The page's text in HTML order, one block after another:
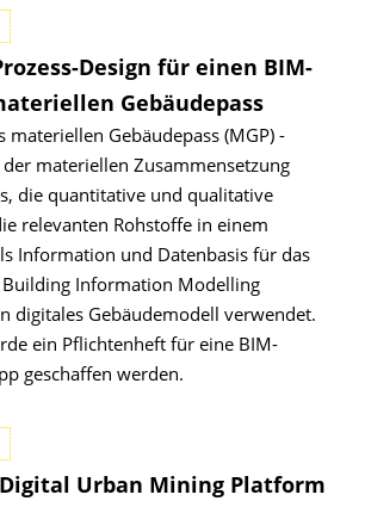
Design für einen BIM-
Gebäudepass
materiellen Gebäudepass (MGP) -
materiellen Zusammensetzung
die quantitative und qualitative
relevanten Rohstoffe in einem
Information und Datenbasis für das
Information Modelling
digitales Gebäudemodell verwendet.
ein Pflichtenheft für eine BIM-
geschaffen werden.
Urban Mining Platform